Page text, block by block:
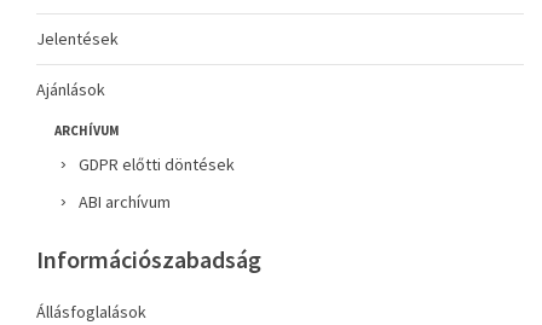
Jelentések
Ajánlások
ARCHÍVUM
GDPR előtti döntések
ABI archívum
Információszabadság
Állásfoglalások